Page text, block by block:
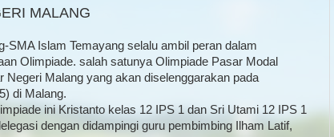
MALANG
SMA Islam Temayang selalu ambil peran dalam
Olimpiade. salah satunya Olimpiade Pasar Modal
Negeri Malang yang akan diselenggarakan pada
di Malang.
ini Kristanto kelas 12 IPS 1 dan Sri Utami 12 IPS 1
dengan didampingi guru pembimbing Ilham Latif,